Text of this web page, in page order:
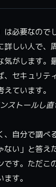
必要なので
しい人で
がします。
セキュリ
ています。
ストールし
自分で調
い」と答え
す。ただこ
す。